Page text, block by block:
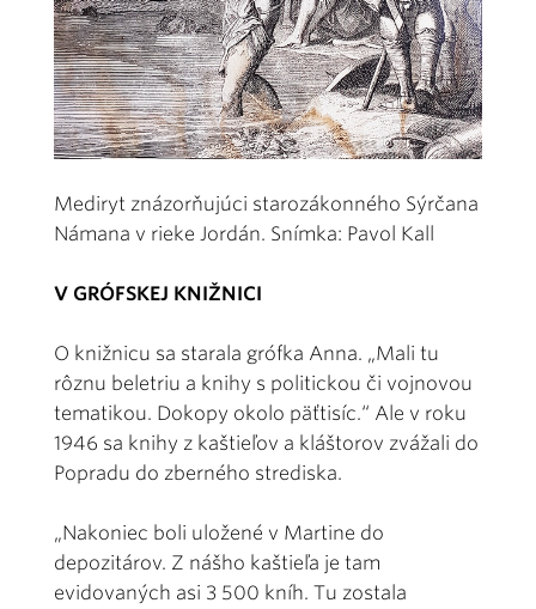
Mediryt znázorňujúci starozákonného Sýrčana
Námana v rieke Jordán. Snímka: Pavol Kall
V GRÓFSKEJ KNIŽNICI
O knižnicu sa starala grófka Anna. „Mali tu
rôznu beletriu a knihy s politickou či vojnovou
tematikou. Dokopy okolo päťtisíc.“ Ale v roku
1946 sa knihy z kaštieľov a kláštorov zvážali do
Popradu do zberného strediska.
„Nakoniec boli uložené v Martine do
depozitárov. Z nášho kaštieľa je tam
evidovaných asi 3 500 kníh. Tu zostala